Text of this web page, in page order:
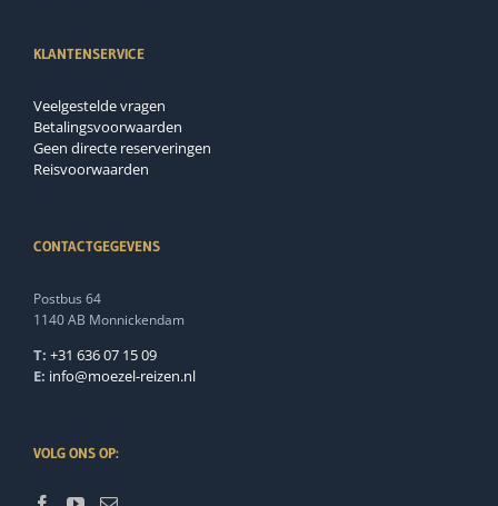
KLANTENSERVICE
Veelgestelde vragen
Betalingsvoorwaarden
Geen directe reserveringen
Reisvoorwaarden
CONTACTGEGEVENS
Postbus 64
1140 AB Monnickendam
T: +31 636 07 15 09
E: info@moezel-reizen.nl
VOLG ONS OP: